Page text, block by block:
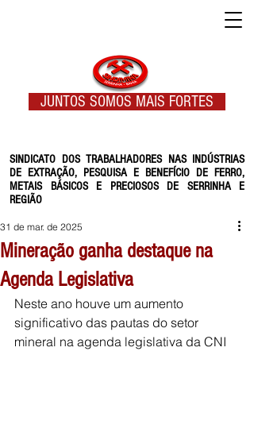
SINDICATO DOS TRABALHADORES NAS INDÚSTRIAS
DE EXTRAÇÃO, PESQUISA E BENEFÍCIO DE FERRO,
METAIS BÁSICOS E PRECIOSOS DE SERRINHA E
REGIÃO
JUNTOS SOMOS MAIS FORTES
Mineração ganha destaque na
Agenda Legislativa
31 de mar. de 2025
Neste ano houve um aumento
significativo das pautas do setor
mineral na agenda legislativa da CNI